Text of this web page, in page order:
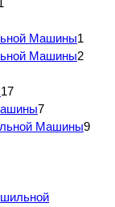
Машины1
Машины2
17
7
Машины9